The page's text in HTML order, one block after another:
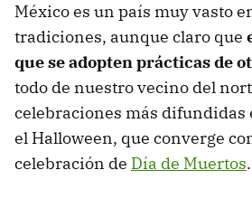
México es un país muy vasto
tradiciones, aunque claro que
que se adopten prácticas de
todo de nuestro vecino del
celebraciones más difundidas
el Halloween, que converge
celebración de Día de Muertos.